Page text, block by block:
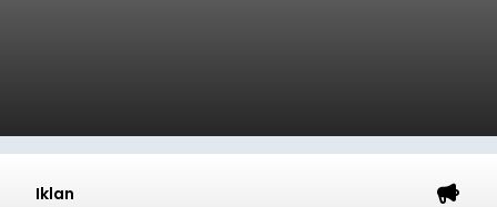
Iklan